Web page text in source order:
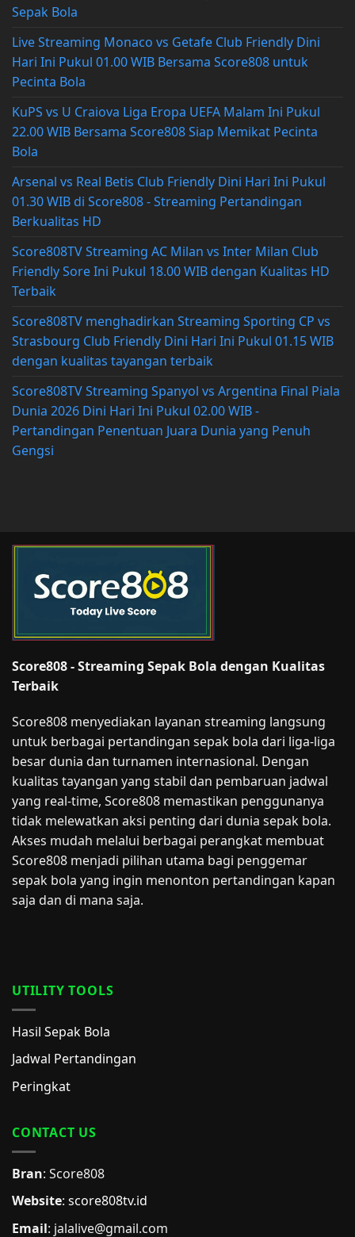
Sepak Bola
Live Streaming Monaco vs Getafe Club Friendly Dini
Hari Ini Pukul 01.00 WIB Bersama Score808 untuk
Pecinta Bola
KuPS vs U Craiova Liga Eropa UEFA Malam Ini Pukul
22.00 WIB Bersama Score808 Siap Memikat Pecinta
Bola
Arsenal vs Real Betis Club Friendly Dini Hari Ini Pukul
01.30 WIB di Score808 - Streaming Pertandingan
Berkualitas HD
Score808TV Streaming AC Milan vs Inter Milan Club
Friendly Sore Ini Pukul 18.00 WIB dengan Kualitas HD
Terbaik
Score808TV menghadirkan Streaming Sporting CP vs
Strasbourg Club Friendly Dini Hari Ini Pukul 01.15 WIB
dengan kualitas tayangan terbaik
Score808TV Streaming Spanyol vs Argentina Final Piala
Dunia 2026 Dini Hari Ini Pukul 02.00 WIB -
Pertandingan Penentuan Juara Dunia yang Penuh
Gengsi
Score808 - Streaming Sepak Bola dengan Kualitas
Terbaik
Score808 menyediakan layanan streaming langsung
untuk berbagai pertandingan sepak bola dari liga-liga
besar dunia dan turnamen internasional. Dengan
kualitas tayangan yang stabil dan pembaruan jadwal
yang real-time, Score808 memastikan penggunanya
tidak melewatkan aksi penting dari dunia sepak bola.
Akses mudah melalui berbagai perangkat membuat
Score808 menjadi pilihan utama bagi penggemar
sepak bola yang ingin menonton pertandingan kapan
saja dan di mana saja.
UTILITY TOOLS
Hasil Sepak Bola
Jadwal Pertandingan
Peringkat
CONTACT US
Bran: Score808
Website: score808tv.id
Email: jalalive@gmail.com